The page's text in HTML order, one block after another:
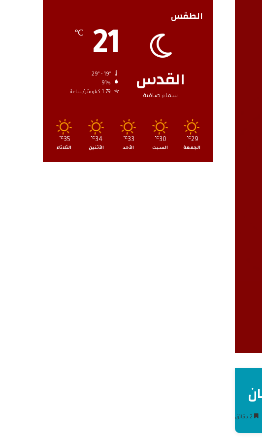
الطقس
القدس
سماء صافية
21
℃
91%
1.79 كيلومتر/ساعة
29
℃
الجمعة
30
℃
السبت
33
℃
الأحد
34
℃
الأثنين
35
℃
الثلاثاء